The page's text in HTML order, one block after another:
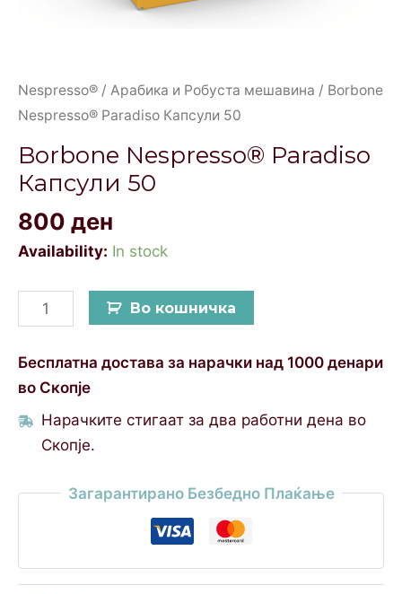
Nespresso® / Арабика и Робуста мешавина / Borbone
Nespresso® Paradiso Капсули 50
Borbone Nespresso® Paradiso
Капсули 50
800 ден
Availability: In stock
Во кошничка
Бесплатна достава за нарачки над 1000 денари
во Скопје
Нарачките стигаат за два работни дена во
Скопје.
Загарантирано Безбедно Плаќање